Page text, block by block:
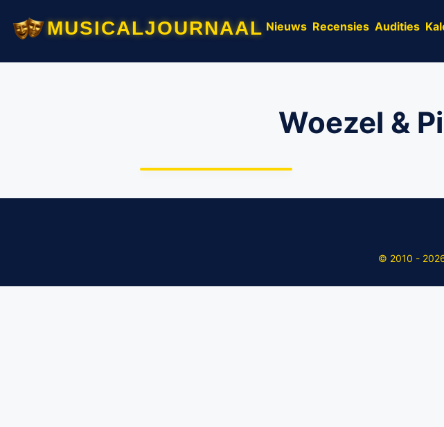
musicaljournaal Nieuws Recensies Audities
Woezel &
© 2010 -